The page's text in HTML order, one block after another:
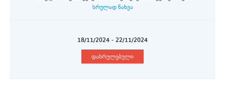
სრულად ნახვა
18/11/2024 - 22/11/2024
დასრულებული